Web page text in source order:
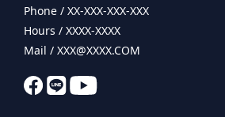
Phone / XX-XXX-XXX-XXX
Hours / XXXX-XXXX
Mail / XXX@XXXX.COM